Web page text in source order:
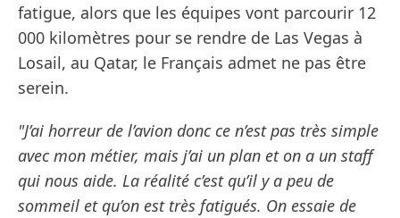
fatigue, alors que les équipes vont parcourir 12
000 kilomètres pour se rendre de Las Vegas à
Losail, au Qatar, le Français admet ne pas être
serein.
"J’ai horreur de l’avion donc ce n’est pas très simple
avec mon métier, mais j’ai un plan et on a un staff
qui nous aide. La réalité c’est qu’il y a peu de
sommeil et qu’on est très fatigués. On essaie de